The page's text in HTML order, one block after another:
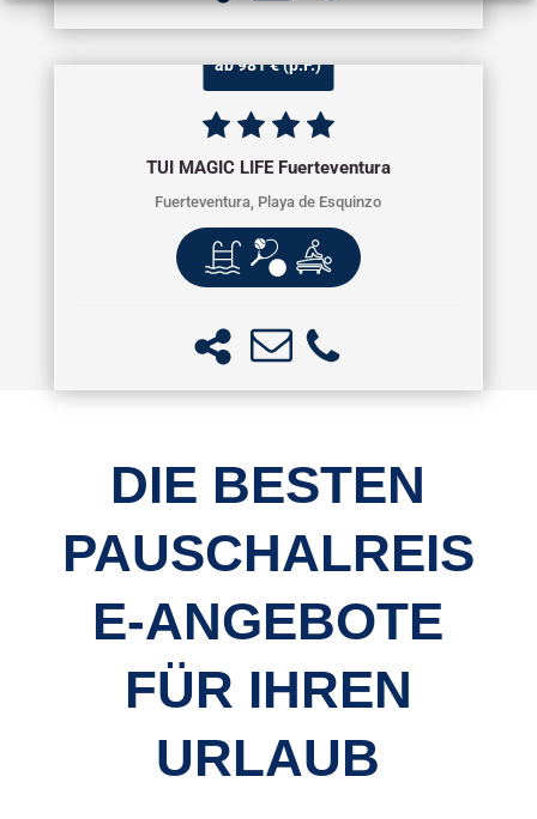
ab 981 € (p.P.)
TUI MAGIC LIFE Fuerteventura
Fuerteventura, Playa de Esquinzo
DIE BESTEN
PAUSCHALREIS
E-ANGEBOTE
FÜR IHREN
URLAUB